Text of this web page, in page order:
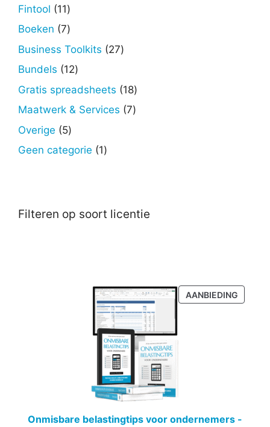
Fintool 1111
producten
Boeken 77
producten
Business Toolkits 2727
Bundels 1212
producten
Gratis spreadsheets 1818
producten
Maatwerk & Services 77
Overige 55
producten
Geen categorie 11
Filteren op soort licentie
AANBIEDING
IN
Onmisbare belastingtips voor ondernemers -